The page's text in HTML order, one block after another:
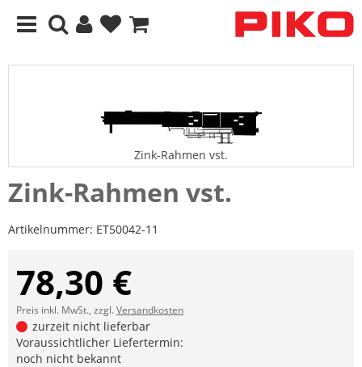
Zink-Rahmen vst.
Zink-Rahmen vst.
Artikelnummer: ET50042-11
78,30 €
Preis inkl. MwSt., zzgl.Versandkosten
zurzeit nicht lieferbar
Voraussichtlicher Liefertermin:
noch nicht bekannt